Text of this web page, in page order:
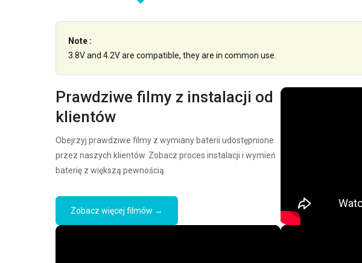
Note :
3.8V and 4.2V are compatible, they are in common use.
Prawdziwe filmy z instalacji od
klientów
Obejrzyj prawdziwe filmy z wymiany baterii udostępnione
przez naszych klientów. Zobacz proces instalacji i wymień
baterię z większą pewnością.
Zobacz więcej filmów →